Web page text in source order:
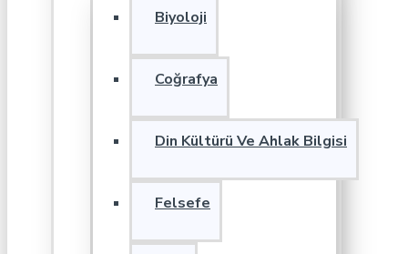
Biyoloji
Coğrafya
Din Kültürü Ve Ahlak Bilgisi
Felsefe